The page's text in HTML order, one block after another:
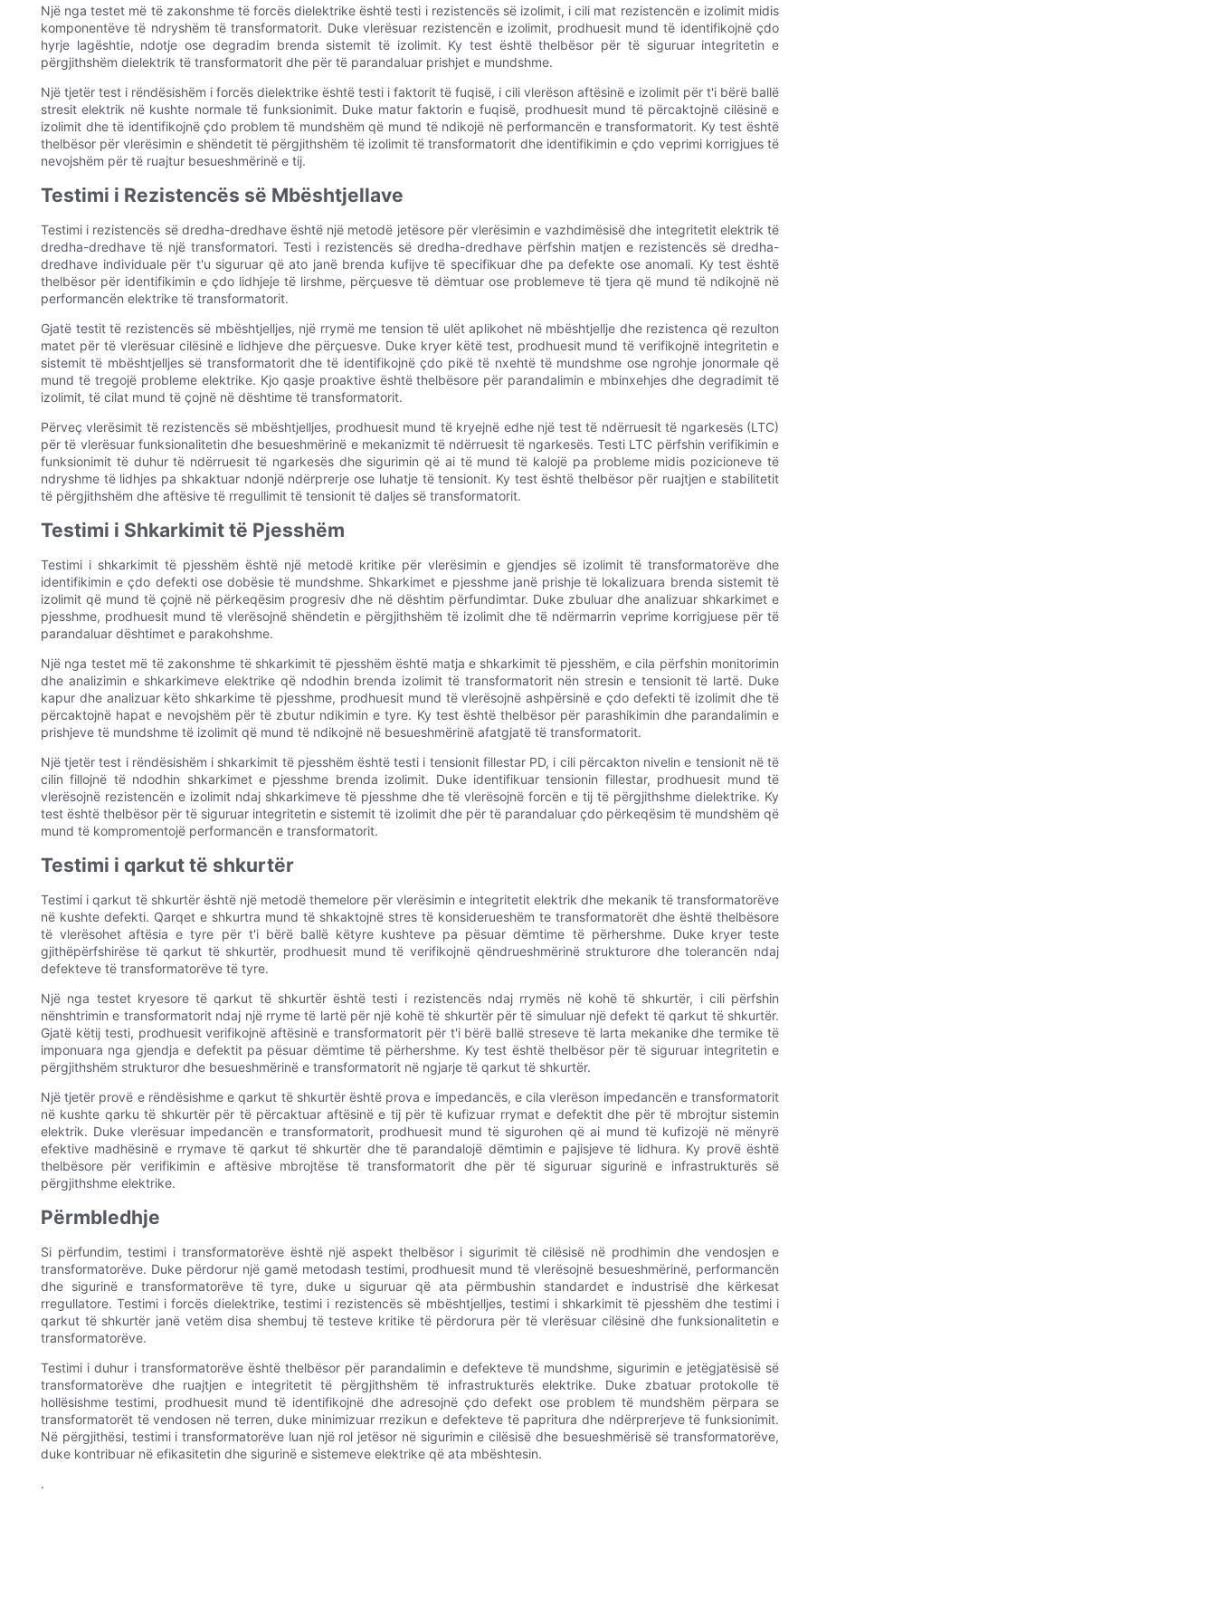
Një nga testet më të zakonshme të forcës dielektrike është testi i rezistencës së izolimit, i cili mat rezistencën e izolimit midis
komponentëve të ndryshëm të transformatorit. Duke vlerësuar rezistencën e izolimit, prodhuesit mund të identifikojnë çdo
hyrje lagështie, ndotje ose degradim brenda sistemit të izolimit. Ky test është thelbësor për të siguruar integritetin e
përgjithshëm dielektrik të transformatorit dhe për të parandaluar prishjet e mundshme.
Një tjetër test i rëndësishëm i forcës dielektrike është testi i faktorit të fuqisë, i cili vlerëson aftësinë e izolimit për t'i bërë ballë
stresit elektrik në kushte normale të funksionimit. Duke matur faktorin e fuqisë, prodhuesit mund të përcaktojnë cilësinë e
izolimit dhe të identifikojnë çdo problem të mundshëm që mund të ndikojë në performancën e transformatorit. Ky test është
thelbësor për vlerësimin e shëndetit të përgjithshëm të izolimit të transformatorit dhe identifikimin e çdo veprimi korrigjues të
nevojshëm për të ruajtur besueshmërinë e tij.
Testimi i Rezistencës së Mbështjellave
Testimi i rezistencës së dredha-dredhave është një metodë jetësore për vlerësimin e vazhdimësisë dhe integritetit elektrik të
dredha-dredhave të një transformatori. Testi i rezistencës së dredha-dredhave përfshin matjen e rezistencës së dredha-
dredhave individuale për t'u siguruar që ato janë brenda kufijve të specifikuar dhe pa defekte ose anomali. Ky test është
thelbësor për identifikimin e çdo lidhjeje të lirshme, përçuesve të dëmtuar ose problemeve të tjera që mund të ndikojnë në
performancën elektrike të transformatorit.
Gjatë testit të rezistencës së mbështjelljes, një rrymë me tension të ulët aplikohet në mbështjellje dhe rezistenca që rezulton
matet për të vlerësuar cilësinë e lidhjeve dhe përçuesve. Duke kryer këtë test, prodhuesit mund të verifikojnë integritetin e
sistemit të mbështjelljes së transformatorit dhe të identifikojnë çdo pikë të nxehtë të mundshme ose ngrohje jonormale që
mund të tregojë probleme elektrike. Kjo qasje proaktive është thelbësore për parandalimin e mbinxehjes dhe degradimit të
izolimit, të cilat mund të çojnë në dështime të transformatorit.
Përveç vlerësimit të rezistencës së mbështjelljes, prodhuesit mund të kryejnë edhe një test të ndërruesit të ngarkesës (LTC)
për të vlerësuar funksionalitetin dhe besueshmërinë e mekanizmit të ndërruesit të ngarkesës. Testi LTC përfshin verifikimin e
funksionimit të duhur të ndërruesit të ngarkesës dhe sigurimin që ai të mund të kalojë pa probleme midis pozicioneve të
ndryshme të lidhjes pa shkaktuar ndonjë ndërprerje ose luhatje të tensionit. Ky test është thelbësor për ruajtjen e stabilitetit
të përgjithshëm dhe aftësive të rregullimit të tensionit të daljes së transformatorit.
Testimi i Shkarkimit të Pjesshëm
Testimi i shkarkimit të pjesshëm është një metodë kritike për vlerësimin e gjendjes së izolimit të transformatorëve dhe
identifikimin e çdo defekti ose dobësie të mundshme. Shkarkimet e pjesshme janë prishje të lokalizuara brenda sistemit të
izolimit që mund të çojnë në përkeqësim progresiv dhe në dështim përfundimtar. Duke zbuluar dhe analizuar shkarkimet e
pjesshme, prodhuesit mund të vlerësojnë shëndetin e përgjithshëm të izolimit dhe të ndërmarrin veprime korrigjuese për të
parandaluar dështimet e parakohshme.
Një nga testet më të zakonshme të shkarkimit të pjesshëm është matja e shkarkimit të pjesshëm, e cila përfshin monitorimin
dhe analizimin e shkarkimeve elektrike që ndodhin brenda izolimit të transformatorit nën stresin e tensionit të lartë. Duke
kapur dhe analizuar këto shkarkime të pjesshme, prodhuesit mund të vlerësojnë ashpërsinë e çdo defekti të izolimit dhe të
përcaktojnë hapat e nevojshëm për të zbutur ndikimin e tyre. Ky test është thelbësor për parashikimin dhe parandalimin e
prishjeve të mundshme të izolimit që mund të ndikojnë në besueshmërinë afatgjatë të transformatorit.
Një tjetër test i rëndësishëm i shkarkimit të pjesshëm është testi i tensionit fillestar PD, i cili përcakton nivelin e tensionit në të
cilin fillojnë të ndodhin shkarkimet e pjesshme brenda izolimit. Duke identifikuar tensionin fillestar, prodhuesit mund të
vlerësojnë rezistencën e izolimit ndaj shkarkimeve të pjesshme dhe të vlerësojnë forcën e tij të përgjithshme dielektrike. Ky
test është thelbësor për të siguruar integritetin e sistemit të izolimit dhe për të parandaluar çdo përkeqësim të mundshëm që
mund të kompromentojë performancën e transformatorit.
Testimi i qarkut të shkurtër
Testimi i qarkut të shkurtër është një metodë themelore për vlerësimin e integritetit elektrik dhe mekanik të transformatorëve
në kushte defekti. Qarqet e shkurtra mund të shkaktojnë stres të konsiderueshëm te transformatorët dhe është thelbësore
të vlerësohet aftësia e tyre për t'i bërë ballë këtyre kushteve pa pësuar dëmtime të përhershme. Duke kryer teste
gjithëpërfshirëse të qarkut të shkurtër, prodhuesit mund të verifikojnë qëndrueshmërinë strukturore dhe tolerancën ndaj
defekteve të transformatorëve të tyre.
Një nga testet kryesore të qarkut të shkurtër është testi i rezistencës ndaj rrymës në kohë të shkurtër, i cili përfshin
nënshtrimin e transformatorit ndaj një rryme të lartë për një kohë të shkurtër për të simuluar një defekt të qarkut të shkurtër.
Gjatë këtij testi, prodhuesit verifikojnë aftësinë e transformatorit për t'i bërë ballë streseve të larta mekanike dhe termike të
imponuara nga gjendja e defektit pa pësuar dëmtime të përhershme. Ky test është thelbësor për të siguruar integritetin e
përgjithshëm strukturor dhe besueshmërinë e transformatorit në ngjarje të qarkut të shkurtër.
Një tjetër provë e rëndësishme e qarkut të shkurtër është prova e impedancës, e cila vlerëson impedancën e transformatorit
në kushte qarku të shkurtër për të përcaktuar aftësinë e tij për të kufizuar rrymat e defektit dhe për të mbrojtur sistemin
elektrik. Duke vlerësuar impedancën e transformatorit, prodhuesit mund të sigurohen që ai mund të kufizojë në mënyrë
efektive madhësinë e rrymave të qarkut të shkurtër dhe të parandalojë dëmtimin e pajisjeve të lidhura. Ky provë është
thelbësore për verifikimin e aftësive mbrojtëse të transformatorit dhe për të siguruar sigurinë e infrastrukturës së
përgjithshme elektrike.
Përmbledhje
Si përfundim, testimi i transformatorëve është një aspekt thelbësor i sigurimit të cilësisë në prodhimin dhe vendosjen e
transformatorëve. Duke përdorur një gamë metodash testimi, prodhuesit mund të vlerësojnë besueshmërinë, performancën
dhe sigurinë e transformatorëve të tyre, duke u siguruar që ata përmbushin standardet e industrisë dhe kërkesat
rregullatore. Testimi i forcës dielektrike, testimi i rezistencës së mbështjelljes, testimi i shkarkimit të pjesshëm dhe testimi i
qarkut të shkurtër janë vetëm disa shembuj të testeve kritike të përdorura për të vlerësuar cilësinë dhe funksionalitetin e
transformatorëve.
Testimi i duhur i transformatorëve është thelbësor për parandalimin e defekteve të mundshme, sigurimin e jetëgjatësisë së
transformatorëve dhe ruajtjen e integritetit të përgjithshëm të infrastrukturës elektrike. Duke zbatuar protokolle të
hollësishme testimi, prodhuesit mund të identifikojnë dhe adresojnë çdo defekt ose problem të mundshëm përpara se
transformatorët të vendosen në terren, duke minimizuar rrezikun e defekteve të papritura dhe ndërprerjeve të funksionimit.
Në përgjithësi, testimi i transformatorëve luan një rol jetësor në sigurimin e cilësisë dhe besueshmërisë së transformatorëve,
duke kontribuar në efikasitetin dhe sigurinë e sistemeve elektrike që ata mbështesin.
.